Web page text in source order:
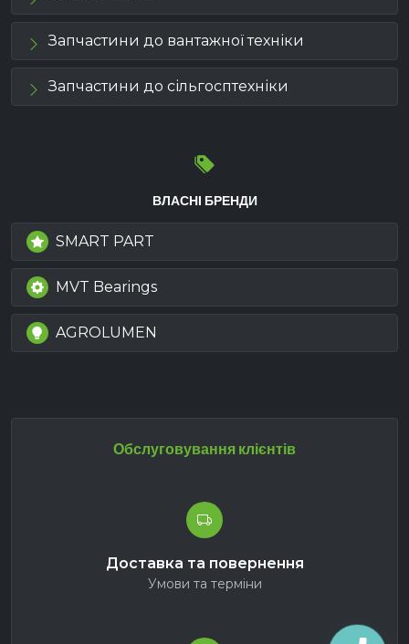
Запчастини до вантажної техніки
Запчастини до сільгосптехніки
ВЛАСНІ БРЕНДИ
SMART PART
MVT Bearings
AGROLUMEN
Обслуговування клієнтів
Доставка та повернення
Умови та терміни